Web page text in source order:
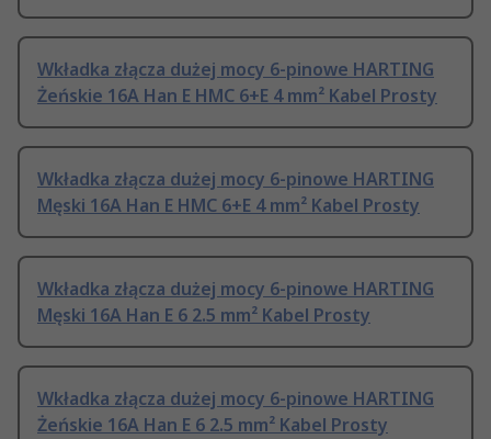
Wkładka złącza dużej mocy 6-pinowe HARTING
Żeńskie 16A Han E HMC 6+E 4 mm² Kabel Prosty
Wkładka złącza dużej mocy 6-pinowe HARTING
Męski 16A Han E HMC 6+E 4 mm² Kabel Prosty
Wkładka złącza dużej mocy 6-pinowe HARTING
Męski 16A Han E 6 2.5 mm² Kabel Prosty
Wkładka złącza dużej mocy 6-pinowe HARTING
Żeńskie 16A Han E 6 2.5 mm² Kabel Prosty